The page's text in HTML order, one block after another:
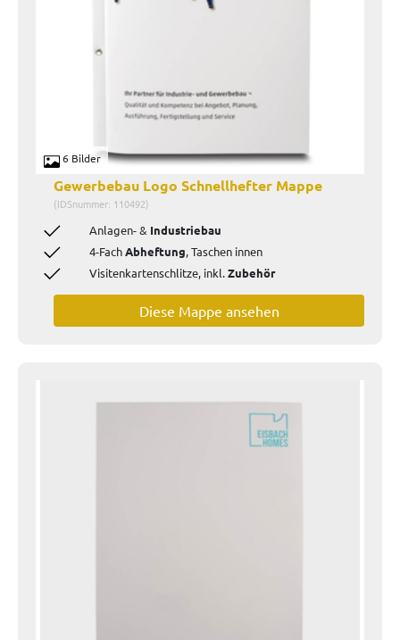
6 Bilder
Gewerbebau Logo Schnellhefter Mappe
(IDSnummer: 110492)
Anlagen- & Industriebau
4-FachAbheftung, Taschen innen
Visitenkartenschlitze, inkl.Zubehör
Diese Mappe ansehen